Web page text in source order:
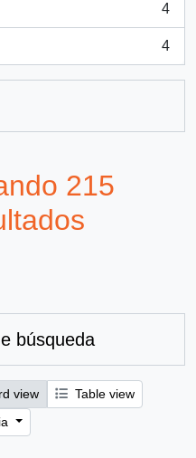
4
4
215
búsqueda
view
Table view